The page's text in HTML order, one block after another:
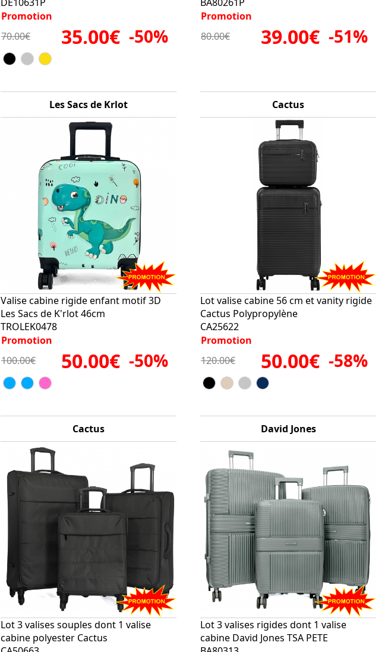
Promotion
70.00€
35.00€ -50%
Promotion
80.00€
39.00€ -51%
Les Sacs de Krlot
Valise cabine rigide enfant motif 3D
Les Sacs de K'rlot 46cm
TROLEK0478
Promotion
100.00€
50.00€ -50%
Cactus
Lot valise cabine 56 cm et vanity rigide
Cactus Polypropylène
CA25622
Promotion
120.00€
50.00€ -58%
Cactus
Lot 3 valises souples dont 1 valise
cabine polyester Cactus
David Jones
Lot 3 valises rigides dont 1 valise
cabine David Jones TSA PETE